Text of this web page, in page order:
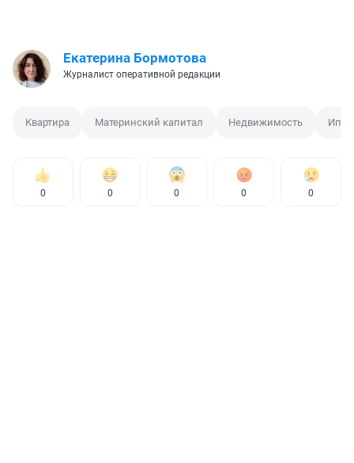
Екатерина Бормотова
Журналист оперативной редакции
Квартира Материнский капитал Недвижимость
0 0 0 0 0